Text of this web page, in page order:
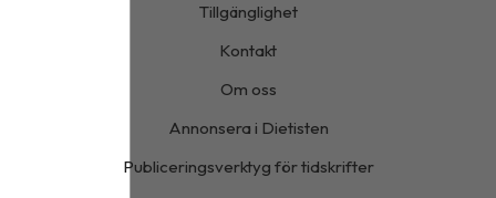
Tillgänglighet
Kontakt
Om oss
Annonsera i Dietisten
Publiceringsverktyg för tidskrifter